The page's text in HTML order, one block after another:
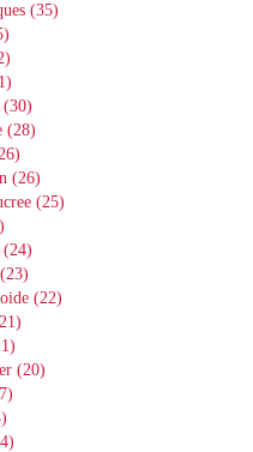
(35)
(30)
(28)
(26)
(25)
(24)
(23)
(22)
(20)